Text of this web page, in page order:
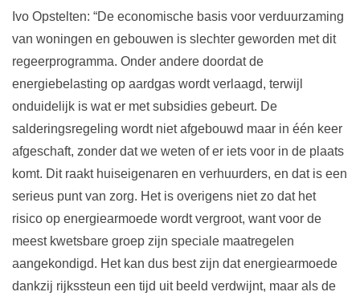
Ivo Opstelten: “De economische basis voor verduurzaming
van woningen en gebouwen is slechter geworden met dit
regeerprogramma. Onder andere doordat de
energiebelasting op aardgas wordt verlaagd, terwijl
onduidelijk is wat er met subsidies gebeurt. De
salderingsregeling wordt niet afgebouwd maar in één keer
afgeschaft, zonder dat we weten of er iets voor in de plaats
komt. Dit raakt huiseigenaren en verhuurders, en dat is een
serieus punt van zorg. Het is overigens niet zo dat het
risico op energiearmoede wordt vergroot, want voor de
meest kwetsbare groep zijn speciale maatregelen
aangekondigd. Het kan dus best zijn dat energiearmoede
dankzij rijkssteun een tijd uit beeld verdwijnt, maar als de